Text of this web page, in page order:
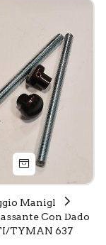
Maniglione
Con Dado
TYMAN 637